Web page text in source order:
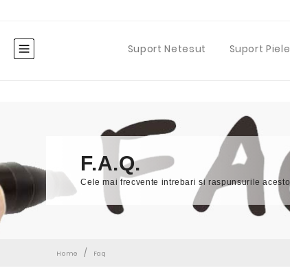
Suport Netesut Suport Piele
F.A.Q.
Cele mai frecvente intrebari si raspunsurile
Home / Faq